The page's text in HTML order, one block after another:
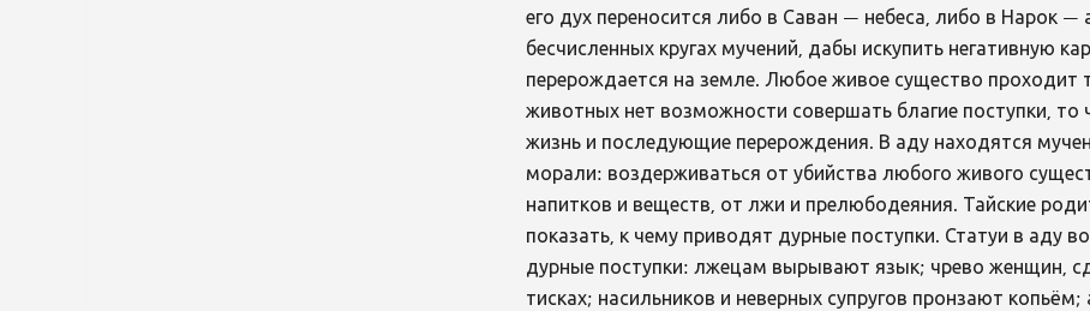
его дух переносится либо в Саван — небеса, либо в Нарок
бесчисленных кругах мучений, дабы искупить негативную
перерождается на земле. Любое живое существо проходит
животных нет возможности совершать благие поступки, то
жизнь и последующие перерождения. В аду находятся
морали: воздерживаться от убийства любого живого
напитков и веществ, от лжи и прелюбодеяния. Тайские
показать, к чему приводят дурные поступки. Статуи в аду
дурные поступки: лжецам вырывают язык; чрево женщин,
тисках; насильников и неверных супругов пронзают